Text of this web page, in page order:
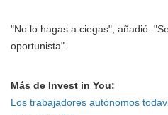
"No lo hagas a ciegas", añadió.
oportunista".
Más de Invest in You:
Los trabajadores autónomos